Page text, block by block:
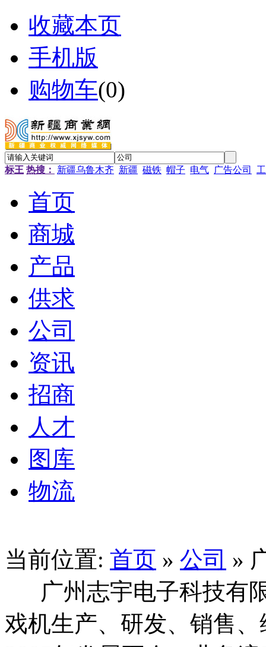
收藏本页
手机版
购物车(0)
标王 热搜： 新疆乌鲁木齐 新疆 磁铁 帽子 电气 广告公司
首页
商城
产品
供求
公司
资讯
招商
人才
图库
物流
当前位置: 首页 » 公司 »
广州志宇电子科技有
戏机生产、研发、销售